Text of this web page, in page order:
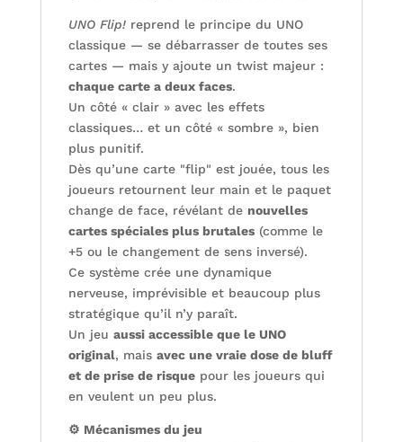
UNO Flip!reprend le principe du UNO
classique — se débarrasser de toutes ses
cartes — mais y ajoute un twist majeur :
chaque carte a deux faces.
Un côté « clair » avec les effets
classiques… et un côté « sombre », bien
plus punitif.
Dès qu’une carte "flip" est jouée, tous les
joueurs retournent leur main et le paquet
change de face, révélant de nouvelles
cartes spéciales plus brutales(comme le
+5 ou le changement de sens inversé).
Ce système crée une dynamique
nerveuse, imprévisible et beaucoup plus
stratégique qu’il n’y paraît.
Un jeu aussi accessible que le UNO
original, mais avec une vraie dose de bluff
et de prise de risquepour les joueurs qui
en veulent un peu plus.
⚙️ Mécanismes du jeu